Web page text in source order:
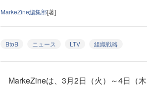
MarkeZine編集部[著]
BtoB ニュース LTV 組織戦略
MarkeZineは、3月2日（火）～4日（